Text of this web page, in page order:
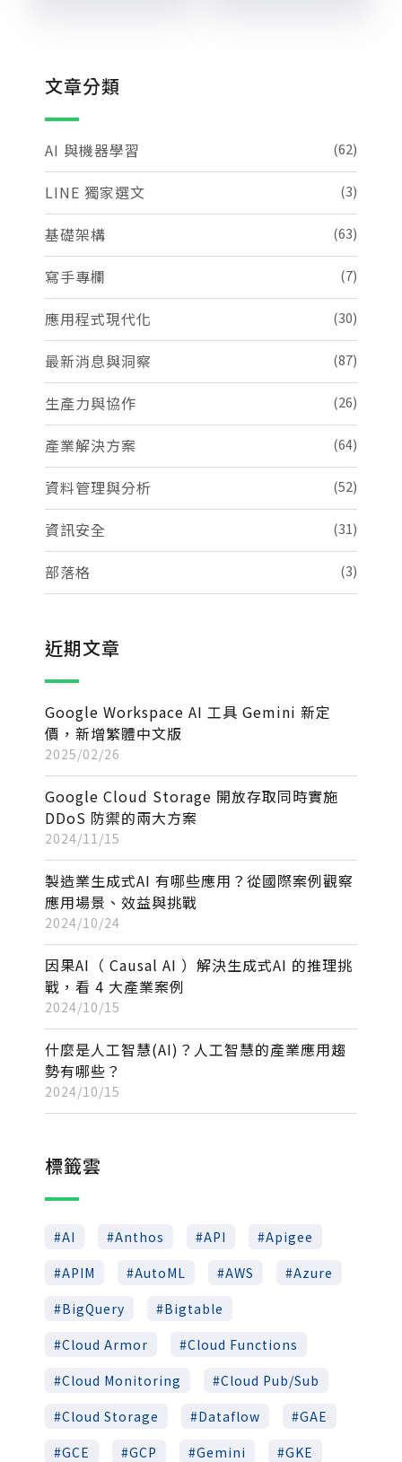
文章分類
AI 與機器學習 (62)
LINE 獨家選文 (3)
基礎架構 (63)
寫手專欄 (7)
應用程式現代化 (30)
最新消息與洞察 (87)
生產力與協作 (26)
產業解決方案 (64)
資料管理與分析 (52)
資訊安全 (31)
部落格 (3)
近期文章
Google Workspace AI 工具 Gemini 新定
價，新增繁體中文版
2025/02/26
Google Cloud Storage 開放存取同時實施
DDoS 防禦的兩大方案
2024/11/15
製造業生成式AI 有哪些應用？從國際案例觀察
應用場景、效益與挑戰
2024/10/24
因果AI（ Causal AI ）解決生成式AI 的推理挑
戰，看 4 大產業案例
2024/10/15
什麼是人工智慧(AI)？人工智慧的產業應用趨
勢有哪些？
2024/10/15
標籤雲
AI Anthos API
Apigee
APIM
AutoML AWS
Azure
BigQuery
Bigtable
Cloud Armor
Cloud Functions
Cloud Monitoring
Cloud Pub/Sub
Cloud Storage
Dataflow
GAE
GCE
GCP Gemini
GKE